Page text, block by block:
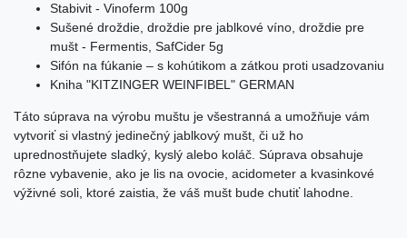
Stabivit - Vinoferm 100g
Sušené droždie, droždie pre jablkové víno, droždie pre
mušt - Fermentis, SafCider 5g
Sifón na fúkanie – s kohútikom a zátkou proti usadzovaniu
Kniha "KITZINGER WEINFIBEL" GERMAN
Táto súprava na výrobu muštu je všestranná a umožňuje vám
vytvoriť si vlastný jedinečný jablkový mušt, či už ho
uprednostňujete sladký, kyslý alebo koláč. Súprava obsahuje
rôzne vybavenie, ako je lis na ovocie, acidometer a kvasinkové
výživné soli, ktoré zaistia, že váš mušt bude chutiť lahodne.